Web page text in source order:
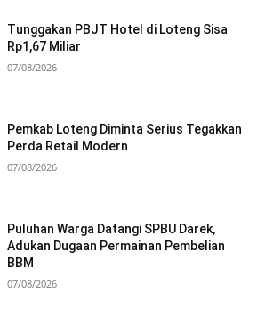
Tunggakan PBJT Hotel di Loteng Sisa
Rp1,67 Miliar
07/08/2026
Pemkab Loteng Diminta Serius Tegakkan
Perda Retail Modern
07/08/2026
Puluhan Warga Datangi SPBU Darek,
Adukan Dugaan Permainan Pembelian
BBM
07/08/2026